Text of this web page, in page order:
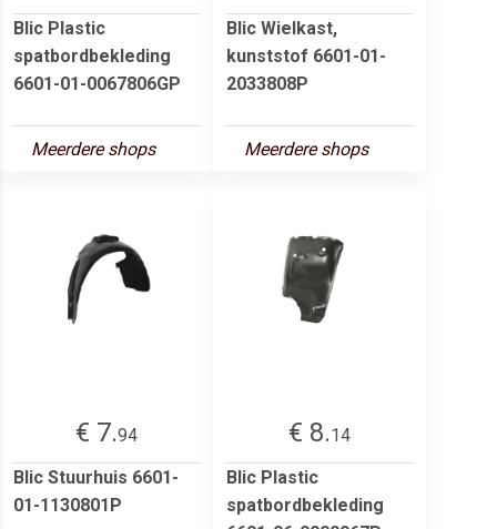
Blic Plastic
spatbordbekleding
6601-01-0067806GP
Meerdere shops
Blic Wielkast,
kunststof 6601-01-
2033808P
Meerdere shops
€ 7.94
Blic Stuurhuis 6601-
01-1130801P
€ 8.14
Blic Plastic
spatbordbekleding